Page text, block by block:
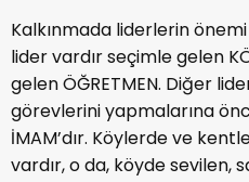
Kalkınmada liderlerin
lider vardır seçimle gelen
gelen ÖĞRETMEN. Diğer
görevlerini yapmalarına
İMAM’dır. Köylerde ve
vardır, o da, köyde sevilen,